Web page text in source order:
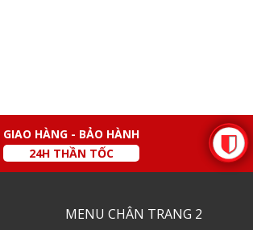
GIAO HÀNG - BẢO HÀNH
24H THẦN TỐC
MENU CHÂN TRANG 2